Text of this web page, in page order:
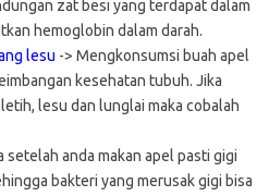
zat besi yang terdapat dalam
hemoglobin dalam darah.
lesu -> Mengkonsumsi buah apel
kesehatan tubuh. Jika
lesu dan lunglai maka cobalah
setelah anda makan apel pasti gigi
bakteri yang merusak gigi bisa